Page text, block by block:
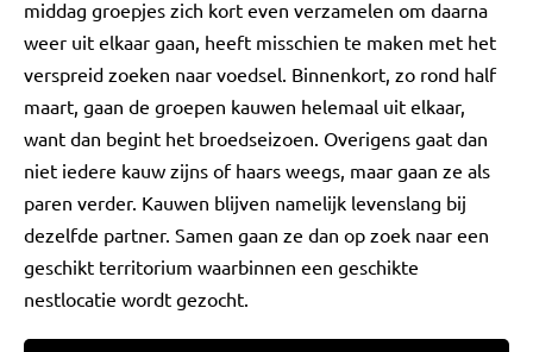
middag groepjes zich kort even verzamelen om daarna
weer uit elkaar gaan, heeft misschien te maken met het
verspreid zoeken naar voedsel. Binnenkort, zo rond half
maart, gaan de groepen kauwen helemaal uit elkaar,
want dan begint het broedseizoen. Overigens gaat dan
niet iedere kauw zijns of haars weegs, maar gaan ze als
paren verder. Kauwen blijven namelijk levenslang bij
dezelfde partner. Samen gaan ze dan op zoek naar een
geschikt territorium waarbinnen een geschikte
nestlocatie wordt gezocht.